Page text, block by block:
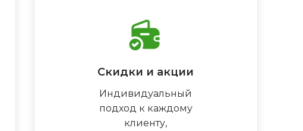
Скидки и акции
Индивидуальный
подход к каждому
клиенту,